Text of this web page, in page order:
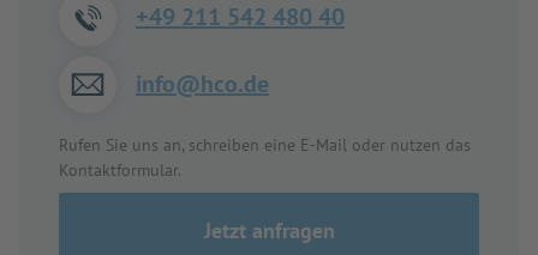
+49 211 542 480 40
info@hco.de
Rufen Sie uns an, schreiben eine E-Mail oder nutzen das
Kontaktformular.
Jetzt anfragen